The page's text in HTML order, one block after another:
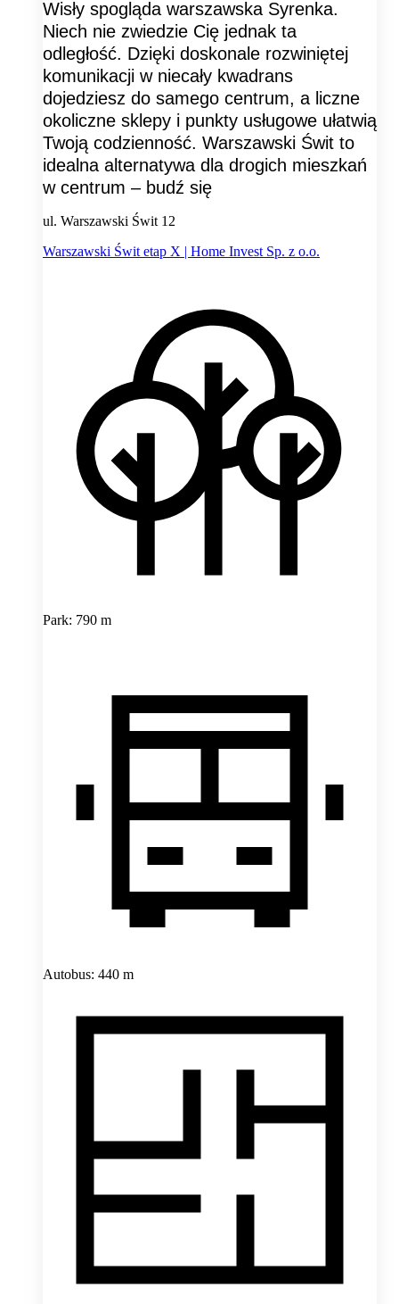
Wisły spogląda warszawska Syrenka.
Niech nie zwiedzie Cię jednak ta
odległość. Dzięki doskonale rozwiniętej
komunikacji w niecały kwadrans
dojedziesz do samego centrum, a liczne
okoliczne sklepy i punkty usługowe ułatwią
Twoją codzienność. Warszawski Świt to
idealna alternatywa dla drogich mieszkań
w centrum – budź się
ul. Warszawski Świt 12
Warszawski Świt etap X | Home Invest Sp. z o.o.
Park: 790 m
Autobus: 440 m